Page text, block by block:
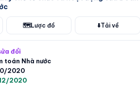
🗺️Lược đồ ⬇️Tải về
đổi
toán Nhà nước
2020
2020